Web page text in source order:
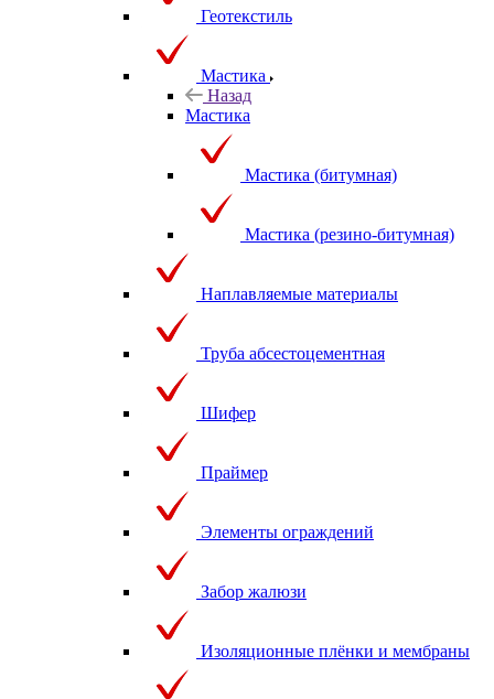
Геотекстиль
Мастика
Назад
Мастика
Мастика (битумная)
Мастика (резино-битумная)
Наплавляемые материалы
Труба абсестоцементная
Шифер
Праймер
Элементы ограждений
Забор жалюзи
Изоляционные плёнки и мембраны